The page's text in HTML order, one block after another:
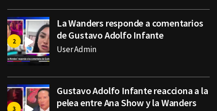
La Wanders responde a comentarios
de Gustavo Adolfo Infante
User Admin
Gustavo Adolfo Infante reacciona a la
pelea entre Ana Show y la Wanders